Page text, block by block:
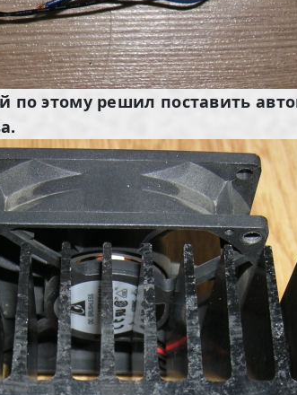
этому решил поставить